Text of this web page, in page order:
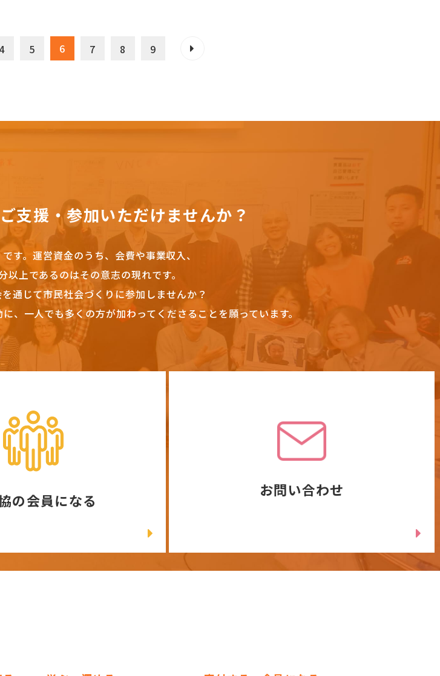
4 5 6 7 8 9
支援・参加いただけませんか？
す。 運営資金のうち、会費や事業収入、
上であるのはその意志の現れです。
通じて市民社会づくりに参加しませんか？
、一人でも多くの方が加わってくださることを願っています。
の会員になる
お問い合わせ